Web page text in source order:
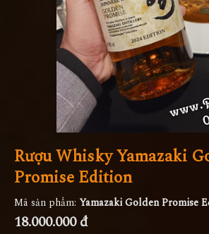
Rượu Whisky Yamazaki
Promise Edition
Mã sản phẩm: Yamazaki Golden Promise
18.000.000 đ